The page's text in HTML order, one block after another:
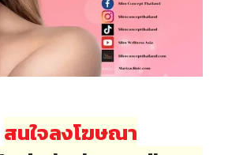
สนใจลงโฆษณา